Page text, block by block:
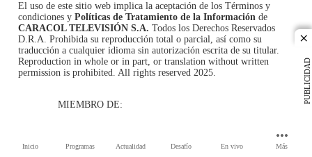
Inicio Programas Actualidad Desafío En vivo Más
PUBLICIDAD
El uso de este sitio web implica la aceptación de los Términos y
condiciones y Políticas de Tratamiento de la Información de
CARACOL TELEVISIÓN S.A. Todos los Derechos Reservados
D.R.A. Prohibida su reproducción total o parcial, así como su
traducción a cualquier idioma sin autorización escrita de su titular.
Reproduction in whole or in part, or translation without written
permission is prohibited. All rights reserved 2025.
MIEMBRO DE: